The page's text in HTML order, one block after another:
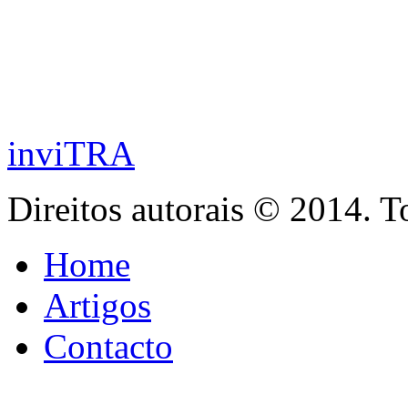
inviTRA
Direitos autorais © 2014.
Home
Artigos
Contacto